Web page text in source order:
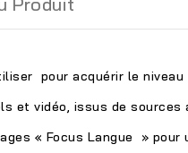
pour acquérir le niveau
et vidéo, issus de
« Focus Langue » pour